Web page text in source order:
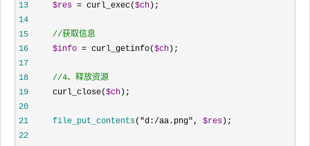
13
$res = curl_exec($ch
14
15
//获取信息
16
$info = curl_getinfo($ch
17
18
//4、释放资源
19
     curl_close(
$ch
20
21
file_put_contents("d:/aa.png", $res
22